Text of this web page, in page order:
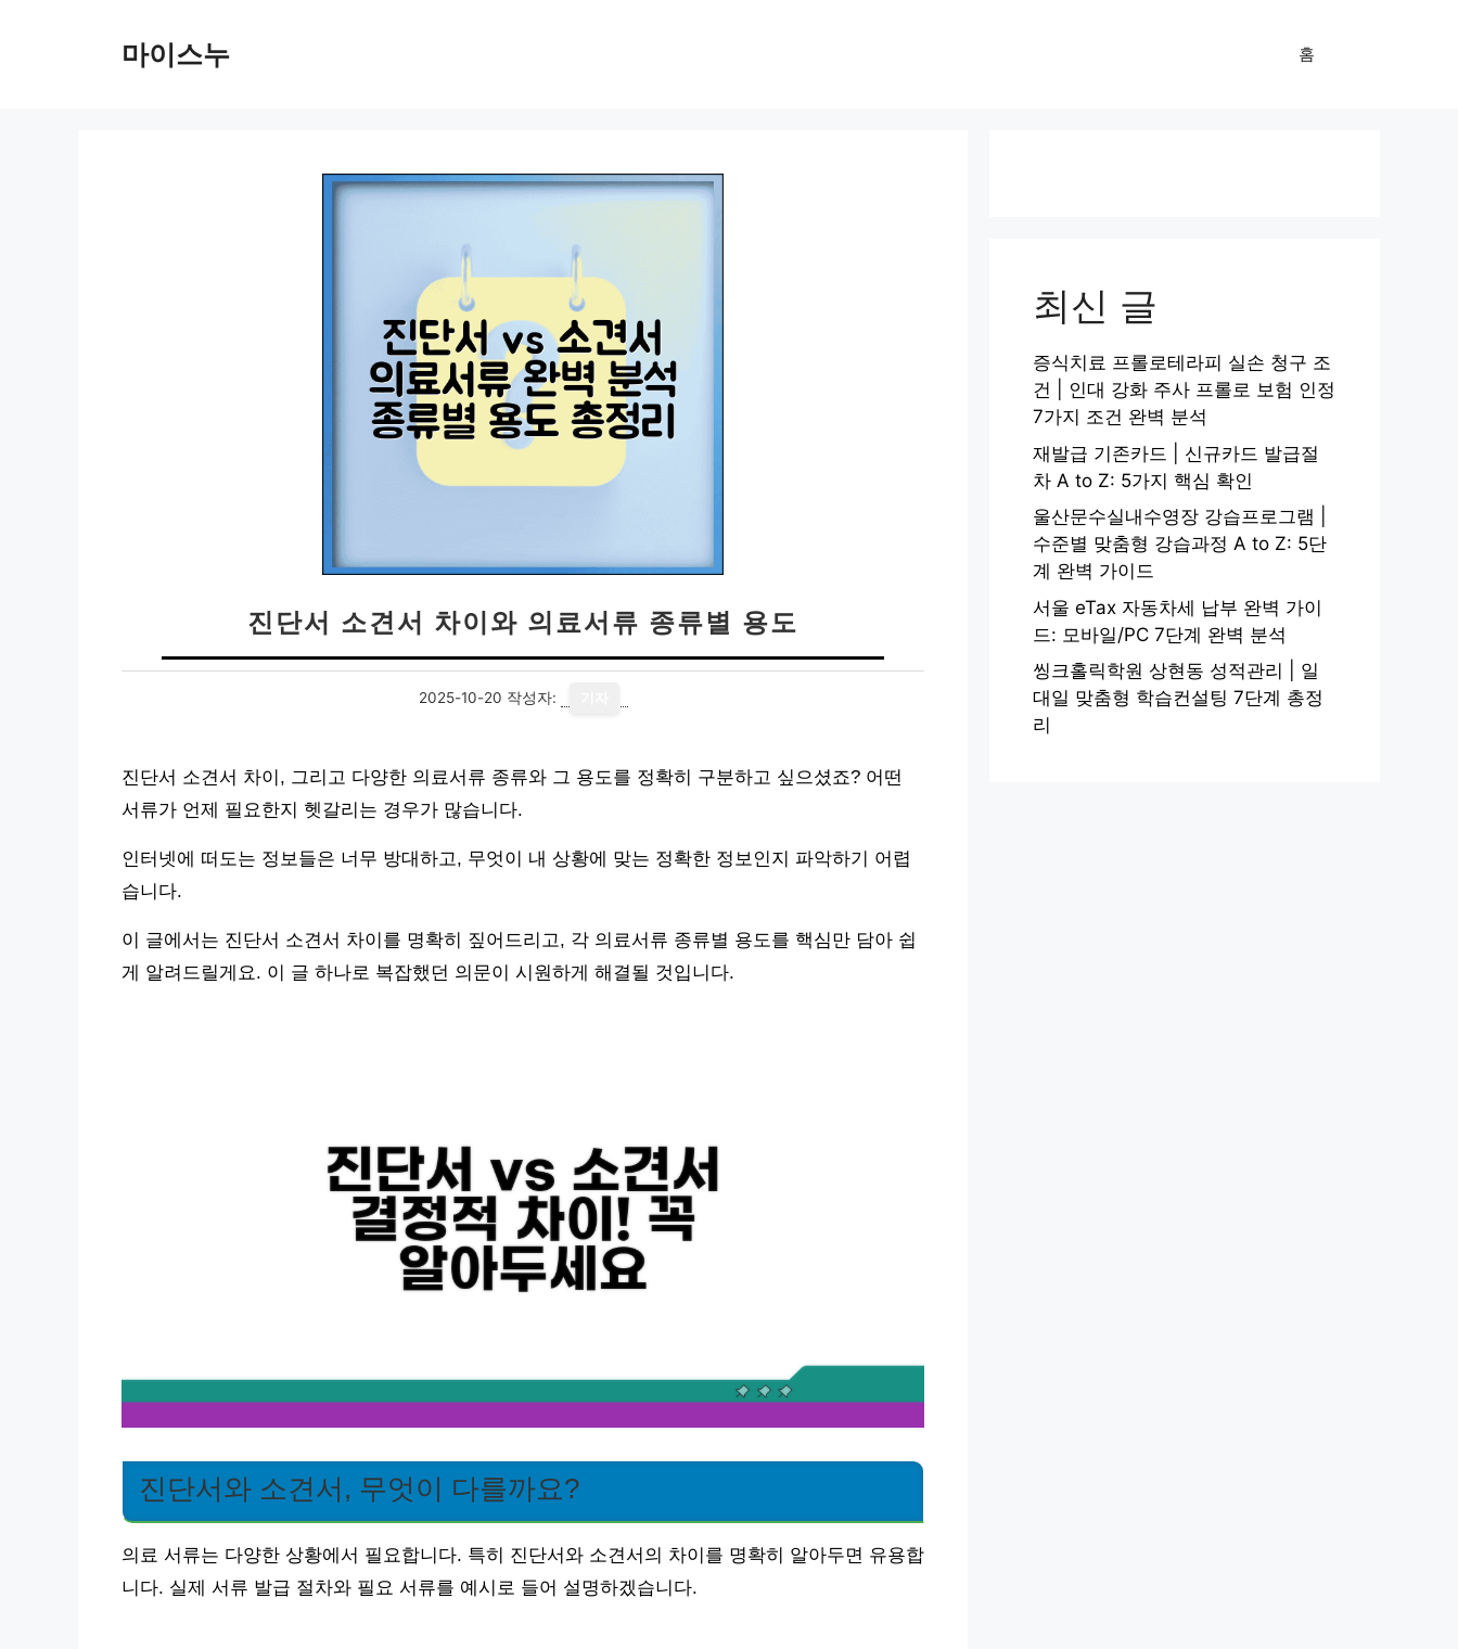
마이스누 홈
진단서 소견서 차이와 의료서류 종류별 용도
2025-10-20 작성자:
진단서 소견서 차이, 그리고 다양한 의료서류 종류와 그 용도를 정확히 구분하고 싶으셨죠? 어떤
서류가 언제 필요한지 헷갈리는 경우가 많습니다.
인터넷에 떠도는 정보들은 너무 방대하고, 무엇이 내 상황에 맞는 정확한 정보인지 파악하기 어렵
습니다.
이 글에서는 진단서 소견서 차이를 명확히 짚어드리고, 각 의료서류 종류별 용도를 핵심만 담아 쉽
게 알려드릴게요. 이 글 하나로 복잡했던 의문이 시원하게 해결될 것입니다.
진단서와 소견서, 무엇이 다를까요?
의료 서류는 다양한 상황에서 필요합니다. 특히 진단서와 소견서의 차이를 명확히 알아두면 유용합
니다. 실제 서류 발급 절차와 필요 서류를 예시로 들어 설명하겠습니다.
최신 글
증식치료 프롤로테라피 실손 청구 조
건 | 인대 강화 주사 프롤로 보험 인정
7가지 조건 완벽 분석
재발급 기존카드 | 신규카드 발급절
차 A to Z: 5가지 핵심 확인
울산문수실내수영장 강습프로그램 |
수준별 맞춤형 강습과정 A to Z: 5단
계 완벽 가이드
서울 eTax 자동차세 납부 완벽 가이
드: 모바일/PC 7단계 완벽 분석
씽크홀릭학원 상현동 성적관리 | 일
대일 맞춤형 학습컨설팅 7단계 총정
리